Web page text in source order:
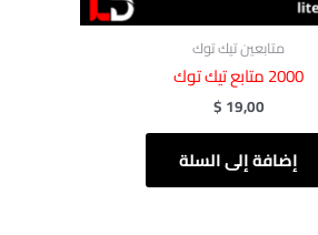
متابعين تيك توك
2000 متابع تيك توك
$19,00
إضافة إلى السلة